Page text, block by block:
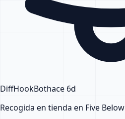
DiffHookBothace 6d
Recogida en tienda en Five Below